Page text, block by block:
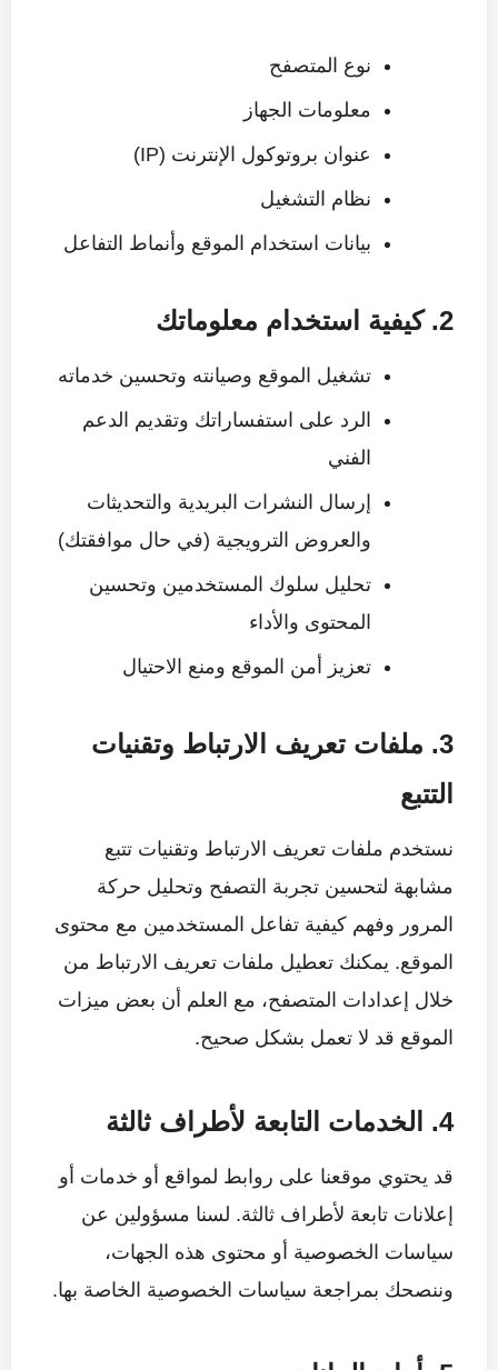
نوع المتصفح
معلومات الجهاز
عنوان بروتوكول الإنترنت (IP)
نظام التشغيل
بيانات استخدام الموقع وأنماط التفاعل
تشغيل الموقع وصيانته وتحسين خدماته
الرد على استفساراتك وتقديم الدعم
الفني
إرسال النشرات البريدية والتحديثات
والعروض الترويجية (في حال موافقتك)
تحليل سلوك المستخدمين وتحسين
المحتوى والأداء
تعزيز أمن الموقع ومنع الاحتيال
3. ملفات تعريف الارتباط وتقنيات
التتبع
نستخدم ملفات تعريف الارتباط وتقنيات تتبع
مشابهة لتحسين تجربة التصفح وتحليل حركة
المرور وفهم كيفية تفاعل المستخدمين مع محتوى
الموقع. يمكنك تعطيل ملفات تعريف الارتباط من
خلال إعدادات المتصفح، مع العلم أن بعض ميزات
الموقع قد لا تعمل بشكل صحيح.
قد يحتوي موقعنا على روابط لمواقع أو خدمات أو
إعلانات تابعة لأطراف ثالثة. لسنا مسؤولين عن
سياسات الخصوصية أو محتوى هذه الجهات،
وننصحك بمراجعة سياسات الخصوصية الخاصة بها.